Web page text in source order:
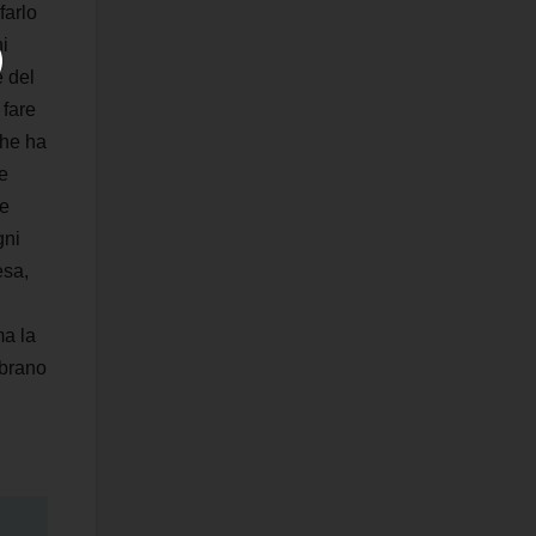
del
ha
la